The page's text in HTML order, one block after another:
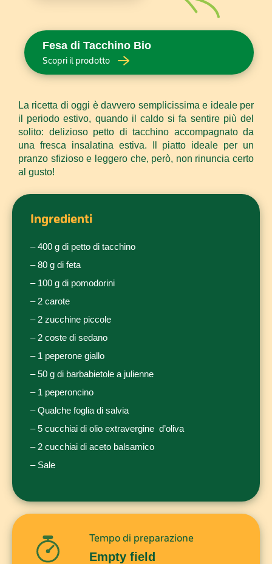
Fesa di Tacchino Bio
Scopri il prodotto
La ricetta di oggi è davvero semplicissima e ideale per
il periodo estivo, quando il caldo si fa sentire più del
solito: delizioso petto di tacchino accompagnato da
una fresca insalatina estiva. Il piatto ideale per un
pranzo sfizioso e leggero che, però, non rinuncia certo
al gusto!
Ingredienti
– 400 g di petto di tacchino
– 80 g di feta
– 100 g di pomodorini
– 2 carote
– 2 zucchine piccole
– 2 coste di sedano
– 1 peperone giallo
– 50 g di barbabietole a julienne
– 1 peperoncino
– Qualche foglia di salvia
– 5 cucchiai di olio extravergine d’oliva
– 2 cucchiai di aceto balsamico
– Sale
Tempo di preparazione
Empty field